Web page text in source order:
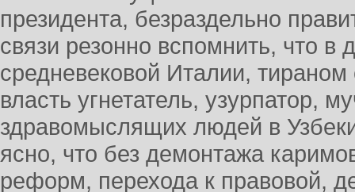
президента, безраздельно
связи резонно вспомнить, что в
средневековой Италии, тираном
власть угнетатель, узурпатор,
здравомыслящих людей в
ясно, что без демонтажа
реформ, перехода к правовой,